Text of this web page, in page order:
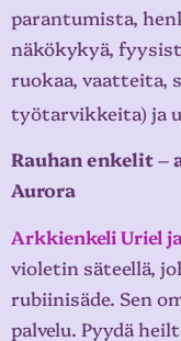
parantumista,
näkökykyä,
ruokaa, vaatteita,
työtarvikkeita) ja
Rauhan enkelit
Aurora
Arkkienkeli Uriel
violetin säteellä,
rubiinisäde. Sen
palvelu. Pyydä